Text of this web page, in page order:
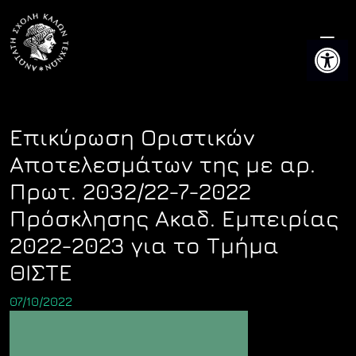
content
Επικύρωση Οριστικών
Αποτελεσμάτων της με αρ.
Πρωτ. 2032/22-7-2022
Πρόσκλησης Ακαδ. Εμπειρίας
2022-2023 για το Τμήμα
ΘΙΣΤΕ
07/10/2022